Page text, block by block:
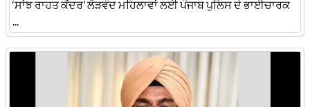
‘ਸਾਂਝ ਰਾਹਤ ਕੇਂਦਰ’ ਲੋੜਵੰਦ ਮਹਿਲਾਵਾਂ ਲਈ ਪੰਜਾਬ ਪੁਲਿਸ ਦੇ ਭਾਈਚਾਰਕ
...